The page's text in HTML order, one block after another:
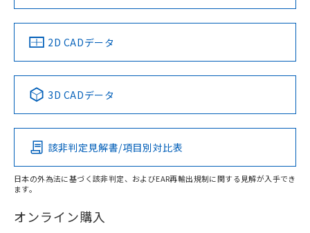
タイムチャート
以上、n: 80mm以上
検出領域
中国 RoHS 注意事項・凡例
Pb Hg Cd Cr(VI)
O
在庫等で未対応品が混在する可能性があります。
LR型式承認
（イギリス
船舶規格）
DNV型式承認
（ノルウェー
BV型式承認
（フランス
KR型式
（韓国
No No No No
この製品の規格認証/適合状況ページへ
その他の認証はこちらのページからご検索ください
2D CADデータ
3D CADデータ
該非判定見解書/項目別対比表
日本の外為法に基づく該非判定、およびEAR再輸出規制に関する見解が入手でき
ます。
オンライン購入